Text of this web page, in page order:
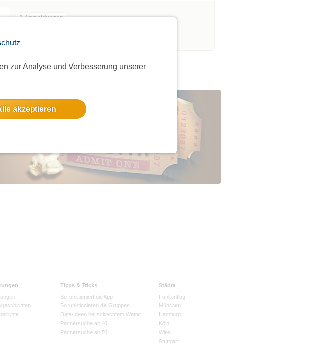
zur Analyse und Verbesserung unserer
akzeptieren
3 Anmeldungen
Tipps & Tricks
So funktioniert die App
So funktionieren die Gruppen
Date-Ideen bei schlechtem Wetter
Partnersuche ab 40
Partnersuche ab 50
Städte
Funkenflug
München
Hamburg
Köln
Wien
Stuttgart